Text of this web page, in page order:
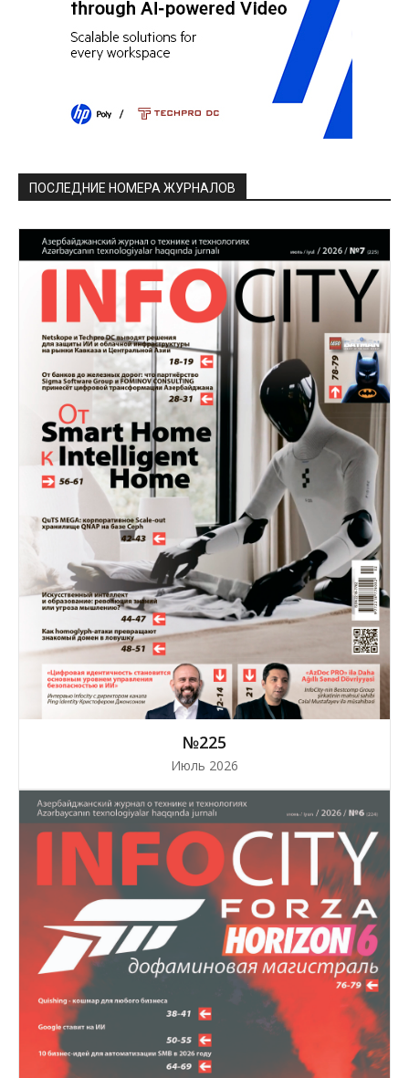
ПОСЛЕДНИЕ НОМЕРА ЖУРНАЛОВ
№225
Июль 2026